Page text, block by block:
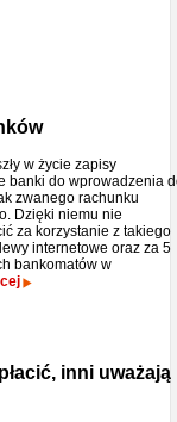
w życie zapisy
banki do wprowadzenia
zwanego rachunku
Dzięki niemu nie
za korzystanie z takiego
internetowe oraz za 5
bankomatów w
inni uważają